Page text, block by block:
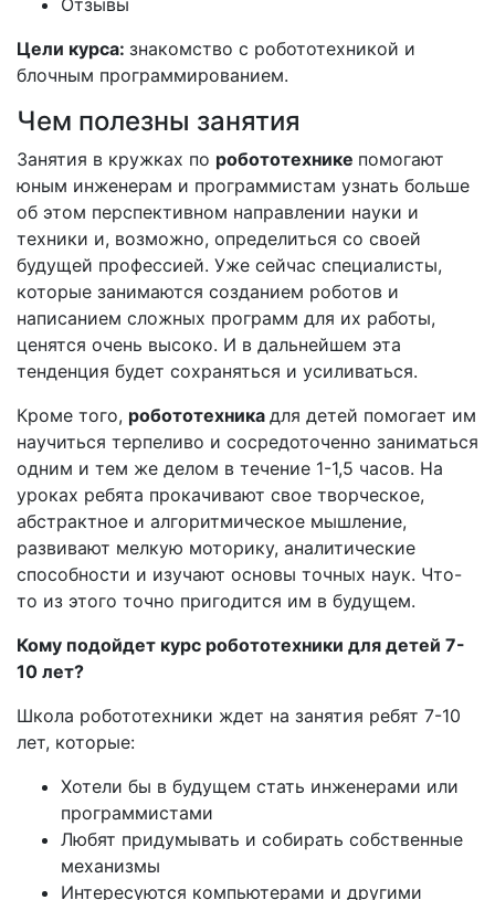
Отзывы
Цели курса: знакомство с робототехникой и
блочным программированием.
Чем полезны занятия
Занятия в кружках по робототехнике помогают
юным инженерам и программистам узнать больше
об этом перспективном направлении науки и
техники и, возможно, определиться со своей
будущей профессией. Уже сейчас специалисты,
которые занимаются созданием роботов и
написанием сложных программ для их работы,
ценятся очень высоко. И в дальнейшем эта
тенденция будет сохраняться и усиливаться.
Кроме того, робототехника для детей помогает им
научиться терпеливо и сосредоточенно заниматься
одним и тем же делом в течение 1-1,5 часов. На
уроках ребята прокачивают свое творческое,
абстрактное и алгоритмическое мышление,
развивают мелкую моторику, аналитические
способности и изучают основы точных наук. Что-
то из этого точно пригодится им в будущем.
Кому подойдет курс робототехники для детей 7-
10 лет?
Школа робототехники ждет на занятия ребят 7-10
лет, которые:
Хотели бы в будущем стать инженерами или
программистами
Любят придумывать и собирать собственные
механизмы
Интересуются компьютерами и другими